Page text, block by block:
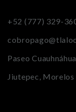
+52 (777) 329-
Paseo
Jiutepec,